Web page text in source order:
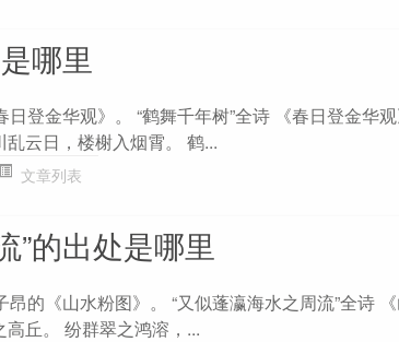
哪里
日登金华观》。 “鹤舞千年树”全诗 《春日登金华
云日，楼榭入烟霄。 鹤...
文章列表
”的出处是哪里
昂的《山水粉图》。 “又似蓬瀛海水之周流”全诗
丘。 纷群翠之鸿溶，...